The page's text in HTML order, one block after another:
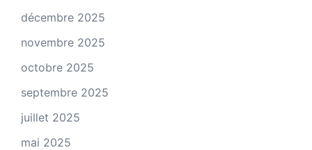
décembre 2025
novembre 2025
octobre 2025
septembre 2025
juillet 2025
mai 2025